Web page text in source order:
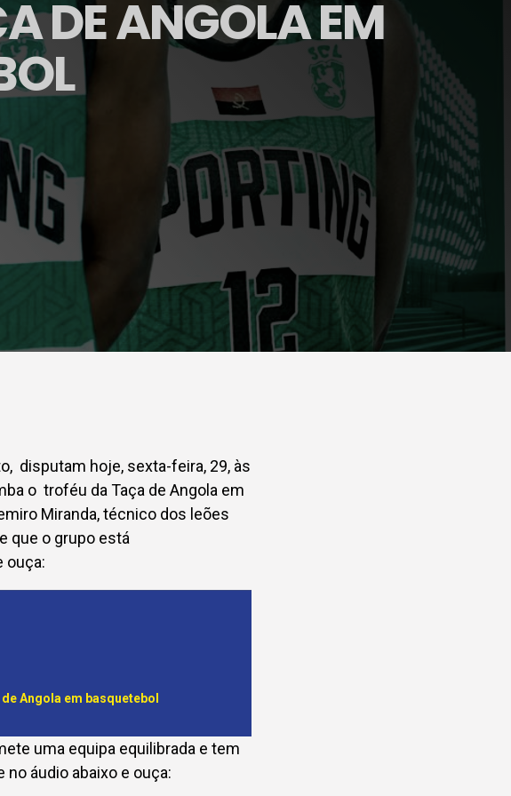
DE ANGOLA EM
disputam hoje, sexta-feira, 29, às
o troféu da Taça de Angola em
Miranda, técnico dos leões
que o grupo está
ouça:
Angola em basquetebol
uma equipa equilibrada e tem
áudio abaixo e ouça: